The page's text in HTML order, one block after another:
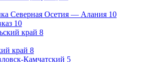
Северная Осетия — Алания 10
10
край 8
край 8
Камчатский 5